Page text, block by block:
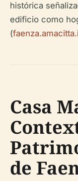
histórica
edificio como
(
Casa
de